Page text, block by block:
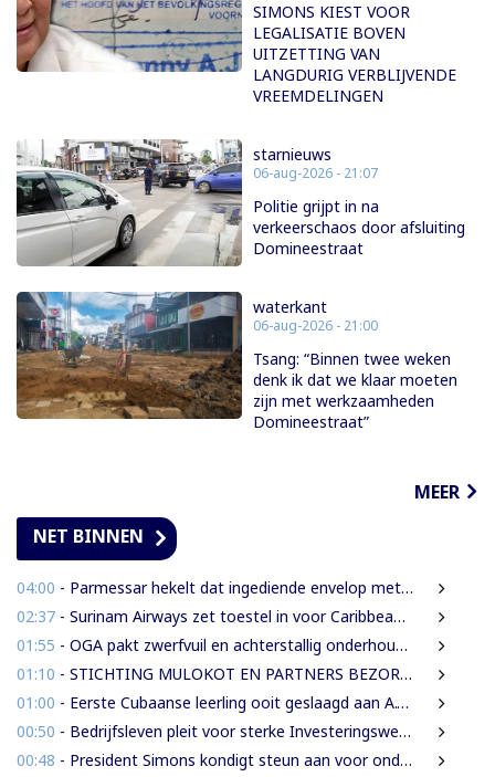
SIMONS KIEST VOOR
LEGALISATIE BOVEN
UITZETTING VAN
LANGDURIG VERBLIJVENDE
VREEMDELINGEN
starnieuws
06-aug-2026 - 21:07
Politie grijpt in na
verkeerschaos door afsluiting
Domineestraat
waterkant
06-aug-2026 - 21:00
Tsang: “Binnen twee weken
denk ik dat we klaar moeten
zijn met werkzaamheden
Domineestraat”
MEER
NET BINNEN
04:00 - Parmessar hekelt dat ingediende envelop met vermogensinformatie van DNA-lid vermoedelijk is opengemaakt
02:37 - Surinam Airways zet toestel in voor Caribbean Premier League crickettoernooi
01:55 - OGA pakt zwerfvuil en achterstallig onderhoud gezamenlijk aan
01:10 - STICHTING MULOKOT EN PARTNERS BEZORGD OVER VOORGENOMEN AFKONDIGING 5-KILOMETER-STRAALWET
01:00 - Eerste Cubaanse leerling ooit geslaagd aan A.T. Calorschool
00:50 - Bedrijfsleven pleit voor sterke Investeringswet en onafhankelijke SITA
00:48 - President Simons kondigt steun aan voor onderzoek naar cultureel erfgoed